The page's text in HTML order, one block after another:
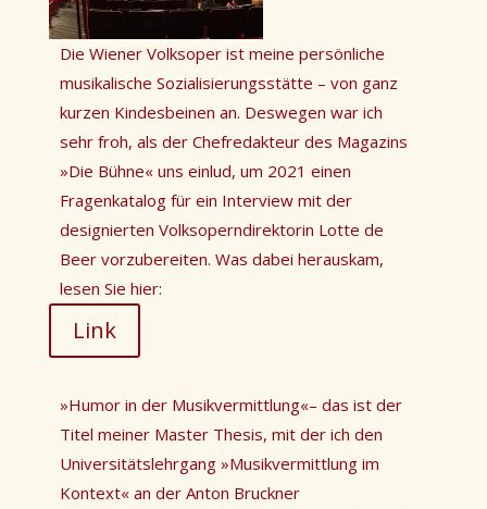
Die Wiener Volksoper ist meine persönliche
musikalische Sozialisierungsstätte – von ganz
kurzen Kindesbeinen an. Deswegen war ich
sehr froh, als der Chefredakteur des Magazins
»Die Bühne« uns einlud, um 2021 einen
Fragenkatalog für ein Interview mit der
designierten Volksoperndirektorin Lotte de
Beer vorzubereiten. Was dabei herauskam,
lesen Sie hier:
Link
»Humor in der Musikvermittlung«– das ist der
Titel meiner Master Thesis, mit der ich den
Universitätslehrgang »Musikvermittlung im
Kontext« an der Anton Bruckner